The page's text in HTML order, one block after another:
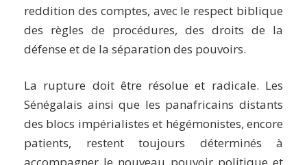
reddition des comptes, avec le respect biblique
des règles de procédures, des droits de la
défense et de la séparation des pouvoirs.
La rupture doit être résolue et radicale. Les
Sénégalais ainsi que les panafricains distants
des blocs impérialistes et hégémonistes, encore
patients, restent toujours déterminés à